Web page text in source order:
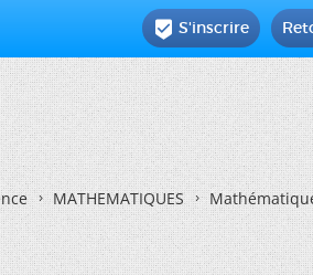
 S'inscrire
MATHEMATIQUES